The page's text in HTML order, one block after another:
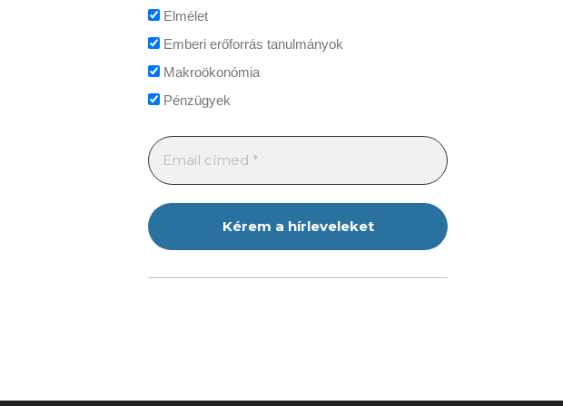
Elmélet
Emberi erőforrás tanulmányok
Makroökonómia
Pénzügyek